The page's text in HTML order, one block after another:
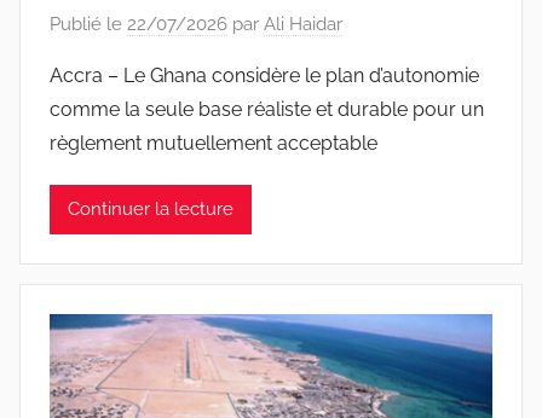
Publié le 22/07/2026 par Ali Haidar
Accra – Le Ghana considère le plan d’autonomie
comme la seule base réaliste et durable pour un
règlement mutuellement acceptable
Continuer la lecture